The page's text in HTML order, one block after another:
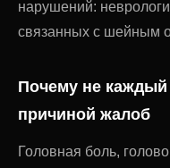
нарушений:
связанных с шейным
Почему не каждый
причиной жалоб
Головная боль,